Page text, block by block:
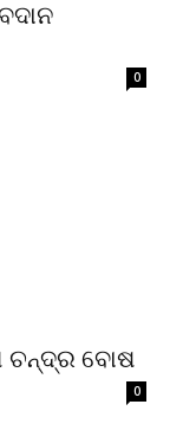
0
ଚନ୍ଦ୍ର ବୋଷ
0